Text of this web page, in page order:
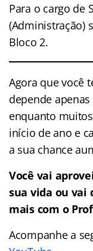
Para o cargo de
(Administração)
Bloco 2.
Agora que você
depende
enquanto
início de ano e
a sua chance
Você vai
sua vida ou vai
mais com o
Acompanhe a